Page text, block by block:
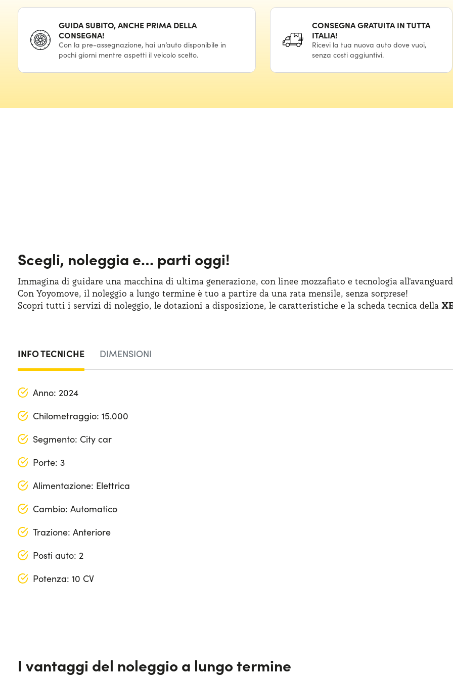
GUIDA SUBITO, ANCHE PRIMA DELLA
CONSEGNA!
Con la pre-assegnazione, hai un’auto disponibile in
pochi giorni mentre aspetti il veicolo scelto.
CONSEGNA GRATUITA IN TUTTA
ITALIA!
Ricevi la tua nuova auto dove vuoi,
senza costi aggiuntivi.
Scegli, noleggia e… parti oggi!
Immagina di guidare una macchina di ultima generazione, con linee mozzafiato e tecnologia
Con Yoyomove, il noleggio a lungo termine è tuo a partire da una rata mensile, senza sorprese!
Scopri tutti i servizi di noleggio, le dotazioni a disposizione, le caratteristiche e la scheda tecnica della
INFO TECNICHE DIMENSIONI
Anno: 2024
Chilometraggio: 15.000
Segmento: City car
Porte: 3
Alimentazione: Elettrica
Cambio: Automatico
Trazione: Anteriore
Posti auto: 2
Potenza: 10 CV
Bagagliaio: 180 lt
I vantaggi del noleggio a lungo termine